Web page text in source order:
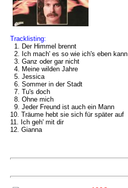
Tracklisting:
1. Der Himmel brennt
2. Ich mach' es so wie ich's eben kann
3. Ganz oder gar nicht
4. Meine wilden Jahre
5. Jessica
6. Sommer in der Stadt
7. Tu's doch
8. Ohne mich
9. Jeder Freund ist auch ein Mann
10. Träume hebt sie sich für später auf
11. Ich geh' mit dir
12. Gianna